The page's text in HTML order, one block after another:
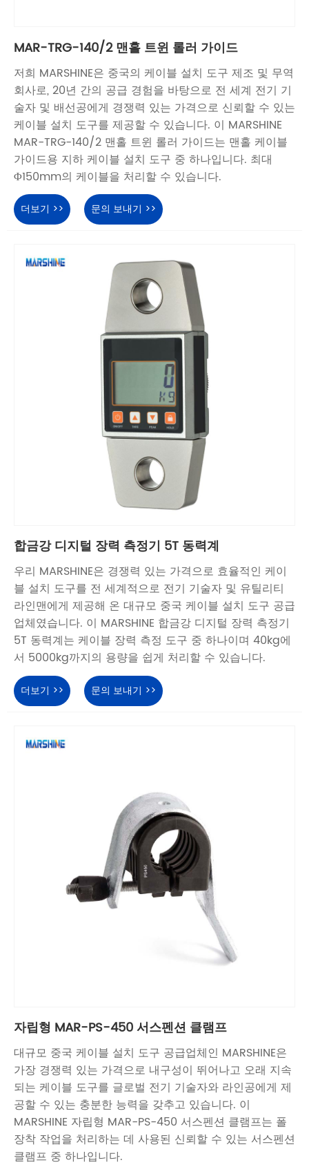
MAR-TRG-140/2 맨홀 트윈 롤러 가이드
저희 MARSHINE은 중국의 케이블 설치 도구 제조 및 무역
회사로, 20년 간의 공급 경험을 바탕으로 전 세계 전기 기
술자 및 배선공에게 경쟁력 있는 가격으로 신뢰할 수 있는
케이블 설치 도구를 제공할 수 있습니다. 이 MARSHINE
MAR-TRG-140/2 맨홀 트윈 롤러 가이드는 맨홀 케이블
가이드용 지하 케이블 설치 도구 중 하나입니다. 최대
Φ150mm의 케이블을 처리할 수 있습니다.
더보기 >> 문의 보내기 >>
합금강 디지털 장력 측정기 5T 동력계
우리 MARSHINE은 경쟁력 있는 가격으로 효율적인 케이
블 설치 도구를 전 세계적으로 전기 기술자 및 유틸리티
라인맨에게 제공해 온 대규모 중국 케이블 설치 도구 공급
업체였습니다. 이 MARSHINE 합금강 디지털 장력 측정기
5T 동력계는 케이블 장력 측정 도구 중 하나이며 40kg에
서 5000kg까지의 용량을 쉽게 처리할 수 있습니다.
더보기 >> 문의 보내기 >>
자립형 MAR-PS-450 서스펜션 클램프
대규모 중국 케이블 설치 도구 공급업체인 MARSHINE은
가장 경쟁력 있는 가격으로 내구성이 뛰어나고 오래 지속
되는 케이블 도구를 글로벌 전기 기술자와 라인공에게 제
공할 수 있는 충분한 능력을 갖추고 있습니다. 이
MARSHINE 자립형 MAR-PS-450 서스펜션 클램프는 폴
장착 작업을 처리하는 데 사용된 신뢰할 수 있는 서스펜션
클램프 중 하나입니다.